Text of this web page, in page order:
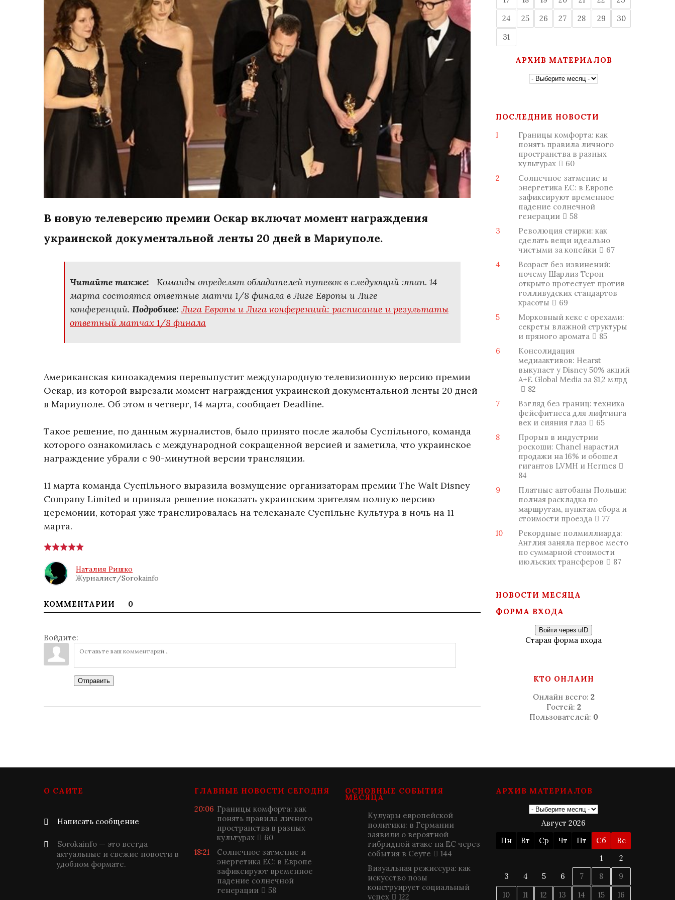
В новую телеверсию премии Оскар включат момент награждения
украинской документальной ленты 20 дней в Мариуполе.
Читайте также:
Команды определят обладателей путевок в следующий этап. 14
марта состоятся ответные матчи 1/8 финала в Лиге Европы и Лиге
конференций. Подробнее: Лига Европы и Лига конференций: расписание и результаты
ответный матчах 1/8 финала
Американская киноакадемия перевыпустит международную телевизионную версию премии
Оскар, из которой вырезали момент награждения украинской документальной ленты 20 дней
в Мариуполе. Об этом в четверг, 14 марта, сообщает Deadline.
Такое решение, по данным журналистов, было принято после жалобы Суспільного, команда
которого ознакомилась с международной сокращенной версией и заметила, что украинское
награждение убрали с 90-минутной версии трансляции.
11 марта команда Суспільного выразила возмущение организаторам премии The Walt Disney
Company Limited и приняла решение показать украинским зрителям полную версию
церемонии, которая уже транслировалась на телеканале Суспільне Культура в ночь на 11
марта.
Наталия Ришко
Журналист/Sorokainfo
КОММЕНТАРИИ 0
Войдите:
Отправить
24
25 26 27 28 29
30
31
АРХИВ МАТЕРИАЛОВ
ПОСЛЕДНИЕ НОВОСТИ
1
Границы комфорта: как
понять правила личного
пространства в разных
культурах
60
2
Солнечное затмение и
энергетика ЕС: в Европе
зафиксируют временное
падение солнечной
генерации
58
3
Революция стирки: как
сделать вещи идеально
чистыми за копейки
67
4
Возраст без извинений:
почему Шарлиз Терон
открыто протестует против
голливудских стандартов
красоты
69
5
Морковный кекс с орехами:
секреты влажной структуры
и пряного аромата
85
6
Консолидация
медиаактивов: Hearst
выкупает у Disney 50% акций
A+E Global Media за $1,2 млрд
82
7
Взгляд без границ: техника
фейсфитнеса для лифтинга
век и сияния глаз
65
8
Прорыв в индустрии
роскоши: Chanel нарастил
продажи на 16% и обошел
гигантов LVMH и Hermes
84
9
Платные автобаны Польши:
полная раскладка по
маршрутам, пунктам сбора и
стоимости проезда
77
10
Рекордные полмиллиарда:
Англия заняла первое место
по суммарной стоимости
июльских трансферов
87
НОВОСТИ МЕСЯЦА
ФОРМА ВХОДА
Войти через uID
Старая форма входа
КТО ОНЛАЙН
Онлайн всего: 2
Гостей: 2
Пользователей: 0
О САЙТЕ
Написать сообщение
Sorokainfo — это всегда
актуальные и свежие новости в
удобном формате.
ГЛАВНЫЕ НОВОСТИ СЕГОДНЯ
20:06 Границы комфорта: как
понять правила личного
пространства в разных
культурах
60
18:21
Солнечное затмение и
энергетика ЕС: в Европе
зафиксируют временное
падение солнечной
генерации
58
ОСНОВНЫЕ СОБЫТИЯ
МЕСЯЦА
Кулуары европейской
политики: в Германии
заявили о вероятной
гибридной атаке на ЕС через
события в Сеуте
144
Визуальная режиссура: как
искусство позы
конструирует социальный
успех
122
АРХИВ МАТЕРИАЛОВ
Август 2026
Пн
Вт Ср Чт Пт Сб
Вс
1
2
3
4 5 6 7 8
9
10
11 12 13 14 15 16